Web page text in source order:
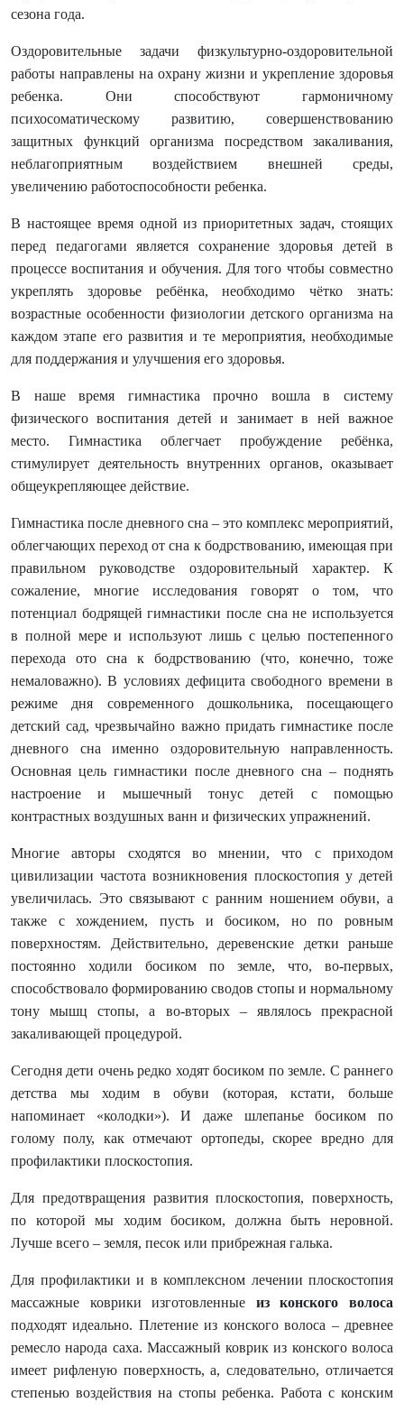
сезона года.
Оздоровительные задачи физкультурно-оздоровительной
работы направлены на охрану жизни и укрепление здоровья
ребенка. Они способствуют гармоничному
психосоматическому развитию, совершенствованию
защитных функций организма посредством закаливания,
неблагоприятным воздействием внешней среды,
увеличению работоспособности ребенка.
В настоящее время одной из приоритетных задач, стоящих
перед педагогами является сохранение здоровья детей в
процессе воспитания и обучения. Для того чтобы совместно
укреплять здоровье ребёнка, необходимо чётко знать:
возрастные особенности физиологии детского организма на
каждом этапе его развития и те мероприятия, необходимые
для поддержания и улучшения его здоровья.
В наше время гимнастика прочно вошла в систему
физического воспитания детей и занимает в ней важное
место. Гимнастика облегчает пробуждение ребёнка,
стимулирует деятельность внутренних органов, оказывает
общеукрепляющее действие.
Гимнастика после дневного сна – это комплекс мероприятий,
облегчающих переход от сна к бодрствованию, имеющая при
правильном руководстве оздоровительный характер. К
сожаление, многие исследования говорят о том, что
потенциал бодрящей гимнастики после сна не используется
в полной мере и используют лишь с целью постепенного
перехода ото сна к бодрствованию (что, конечно, тоже
немаловажно). В условиях дефицита свободного времени в
режиме дня современного дошкольника, посещающего
детский сад, чрезвычайно важно придать гимнастике после
дневного сна именно оздоровительную направленность.
Основная цель гимнастики после дневного сна – поднять
настроение и мышечный тонус детей с помощью
контрастных воздушных ванн и физических упражнений.
Многие авторы сходятся во мнении, что с приходом
цивилизации частота возникновения плоскостопия у детей
увеличилась. Это связывают с ранним ношением обуви, а
также с хождением, пусть и босиком, но по ровным
поверхностям. Действительно, деревенские детки раньше
постоянно ходили босиком по земле, что, во-первых,
способствовало формированию сводов стопы и нормальному
тону мышц стопы, а во-вторых – являлось прекрасной
закаливающей процедурой.
Сегодня дети очень редко ходят босиком по земле. С раннего
детства мы ходим в обуви (которая, кстати, больше
напоминает «колодки»). И даже шлепанье босиком по
голому полу, как отмечают ортопеды, скорее вредно для
профилактики плоскостопия.
Для предотвращения развития плоскостопия, поверхность,
по которой мы ходим босиком, должна быть неровной.
Лучше всего – земля, песок или прибрежная галька.
Для профилактики и в комплексном лечении плоскостопия
массажные коврики изготовленные из конского волоса
подходят идеально. Плетение из конского волоса – древнее
ремесло народа саха. Массажный коврик из конского волоса
имеет рифленую поверхность, а, следовательно, отличается
степенью воздействия на стопы ребенка. Работа с конским